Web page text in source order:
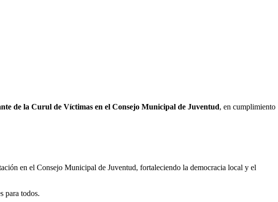
de la Curul de Víctimas en el Consejo Municipal de Juventud, en cumplimiento
en el Consejo Municipal de Juventud, fortaleciendo la democracia local y el
para todos.